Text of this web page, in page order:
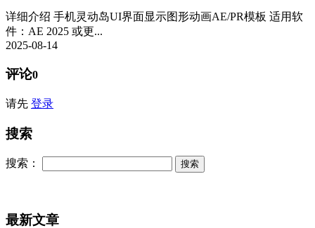
详细介绍 手机灵动岛UI界面显示图形动画AE/PR模板 适用软
件：AE 2025 或更...
2025-08-14
评论0
请先 登录
搜索
搜索：
最新文章